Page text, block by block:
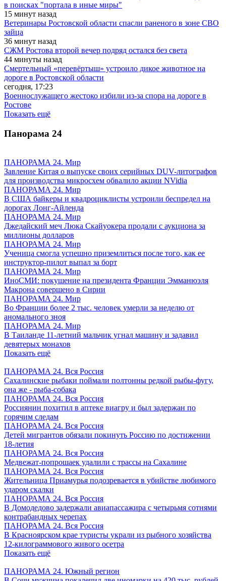
в поисках "портала в иные миры"
15 минут назад
Ветеринары Ростовской области спасли раненого в зоне СВО
зайца
36 минут назад
СЖМ Ростова второй вечер подряд остался без света
44 минуты назад
Смертельный «перевёртыш» устроило дикое животное на
дороге в Ростовской области
сегодня, 17:23
Военнослужащего жестоко избили из-за спора на дороге в
Ростове
Показать ещё
Панорама 24
ПАНОРАМА 24. Мир
Завление Китая о выпуске своих серийных DUV-литографов
для производства микросхем обвалило акции NVidia
ПАНОРАМА 24. Мир
В США байкеры и квадроциклисты устроили беспредел на
дорогах Лонг-Айленда
ПАНОРАМА 24. Мир
Джедайский меч Люка Скайуокера продали с аукциона за
миллионы долларов
ПАНОРАМА 24. Мир
Ученица смогла успешно приземлиться после того, как ее
инструктор-пилот выпал за борт
ПАНОРАМА 24. Мир
ИноСМИ: покушение на президента Франции Эмманюэля
Макрона совершено в Сирии
ПАНОРАМА 24. Мир
Во Франции более 2 тыс. человек умерли за неделю от
аномального зноя
ПАНОРАМА 24. Мир
В Таиланде 11-летний мальчик угнал машину и задавил
девятерых монахов
Показать ещё
ПАНОРАМА 24. Вся Россия
Сахалинские рыбаки поймали полтонны редкой рыбы-фугу,
она же - рыба-собака
ПАНОРАМА 24. Вся Россия
Россиянин похитил в аптеке виагру и был задержан по
горячим следам
ПАНОРАМА 24. Вся Россия
Детей мигрантов обязали покинуть Россию по достижении
18-летия
ПАНОРАМА 24. Вся Россия
Медвежат-попрошаек удалили с трассы на Сахалине
ПАНОРАМА 24. Вся Россия
Жительница Приамурья подозревается в убийстве любимого
ударом скалки
ПАНОРАМА 24. Вся Россия
В Домодедово задержали авиапассажира с четырьмя сотнями
контрабандных черепах
ПАНОРАМА 24. Вся Россия
В Красноярском крае туристы украли из рыбного хозяйства
12-килограммового живого осетра
Показать ещё
ПАНОРАМА 24. Южный регион